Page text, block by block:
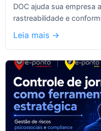
DOC ajuda sua empresa
rastreabilidade e
Leia mais ->